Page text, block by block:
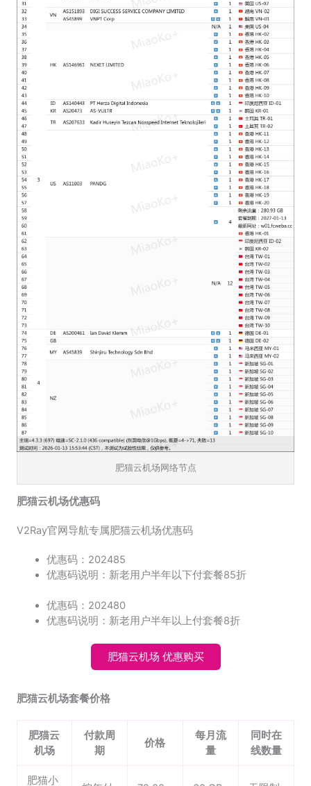
肥猫云机场网络节点
肥猫云机场优惠码
V2Ray官网导航专属肥猫云机场优惠码
优惠码：202485
优惠码说明：新老用户半年以下付套餐85折
优惠码：202480
优惠码说明：新老用户半年以上付套餐8折
肥猫云机场 优惠购买
肥猫云机场套餐价格
肥猫云
机场
付款周
期
价格
每月流
量
同时在
线数量
肥猫小